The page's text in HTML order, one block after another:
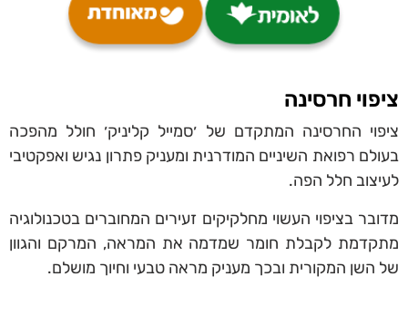
ציפוי חרסינה
ציפוי החרסינה המתקדם של ׳סמייל קליניק׳ חולל מהפכה
בעולם רפואת השיניים המודרנית ומעניק פתרון נגיש ואפקטיבי
לעיצוב חלל הפה.
מדובר בציפוי העשוי מחלקיקים זעירים המחוברים בטכנולוגיה
מתקדמת לקבלת חומר שמדמה את המראה, המרקם והגוון
של השן המקורית ובכך מעניק מראה טבעי וחיוך מושלם.